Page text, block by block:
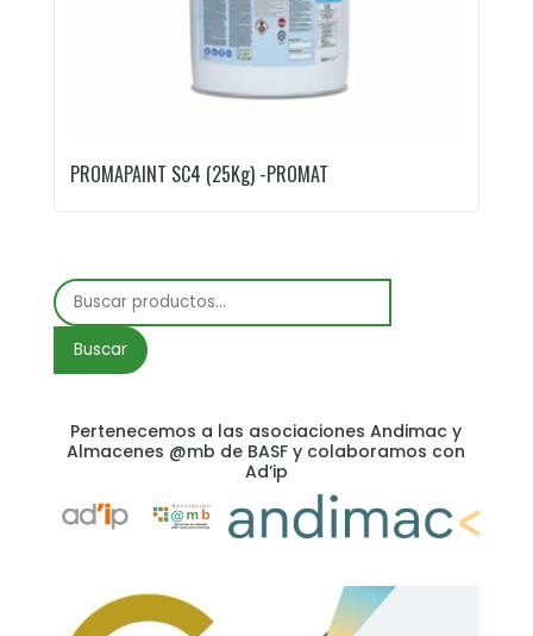
PROMAPAINT SC4 (25Kg) -PROMAT
Buscar
por:
Buscar
Pertenecemos a las asociaciones Andimac y
Almacenes @mb de BASF y colaboramos con
Ad’ip